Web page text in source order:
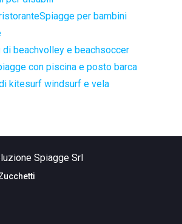
Spiagge per bambini
di beachvolley e beachsoccer
con piscina e posto barca
kitesurf windsurf e vela
Spiagge Srl